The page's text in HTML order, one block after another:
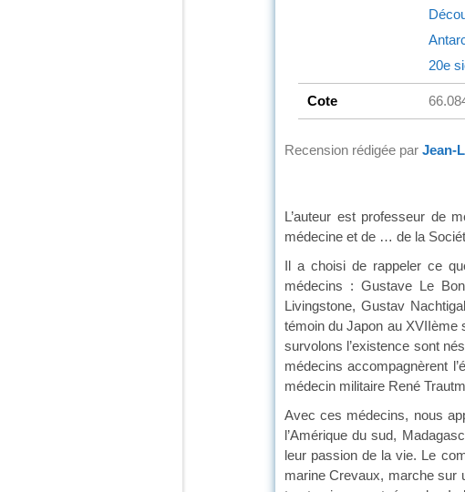
20e
Cote
Recension rédigée par Jean-
L’auteur est professeur de
médecine et de … de la
Il a choisi de rappeler ce
médecins : Gustave Le
Livingstone, Gustav
témoin du Japon au XVIIème
survolons l’existence sont
médecins accompagnèrent
médecin militaire René
Avec ces médecins, nous
l’Amérique du sud,
leur passion de la vie. Le
marine Crevaux, marche sur